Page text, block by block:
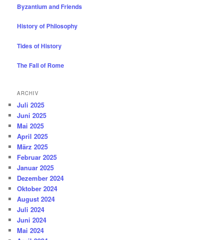
Byzantium and Friends
History of Philosophy
Tides of History
The Fall of Rome
ARCHIV
Juli 2025
Juni 2025
Mai 2025
April 2025
März 2025
Februar 2025
Januar 2025
Dezember 2024
Oktober 2024
August 2024
Juli 2024
Juni 2024
Mai 2024